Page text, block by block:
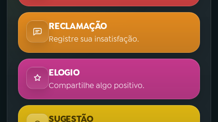
RECLAMAÇÃO
Registre sua insatisfação.
ELOGIO
Compartilhe algo positivo.
SUGESTÃO